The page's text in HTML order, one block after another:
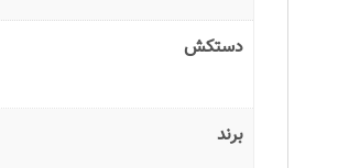
دستکش
برند